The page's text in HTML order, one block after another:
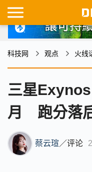
科技网 观点 火线
三星
月 跑分落
蔡云瑄／评论